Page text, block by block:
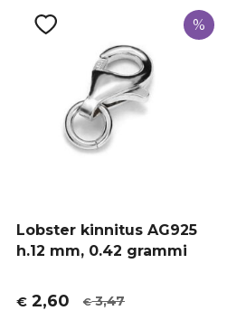
%
Lobster kinnitus AG925
h.12 mm, 0.42 grammi
€3,47
Algne
€ 2,60
Current